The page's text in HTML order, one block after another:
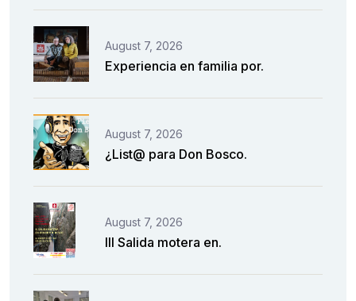
August 7, 2026
Experiencia en familia por.
August 7, 2026
¿List@ para Don Bosco.
August 7, 2026
III Salida motera en.